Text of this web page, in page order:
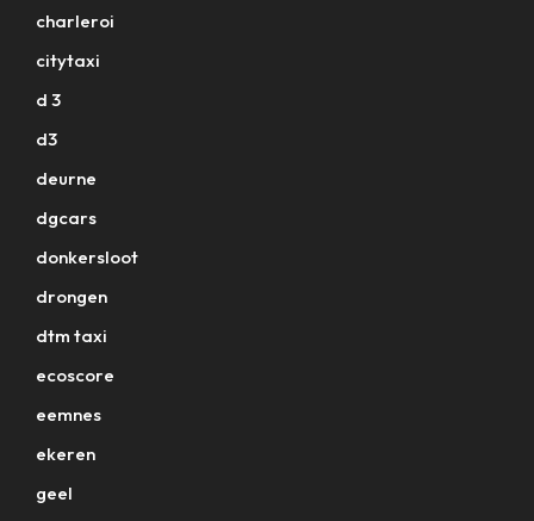
charleroi
citytaxi
d 3
d3
deurne
dgcars
donkersloot
drongen
dtm taxi
ecoscore
eemnes
ekeren
geel